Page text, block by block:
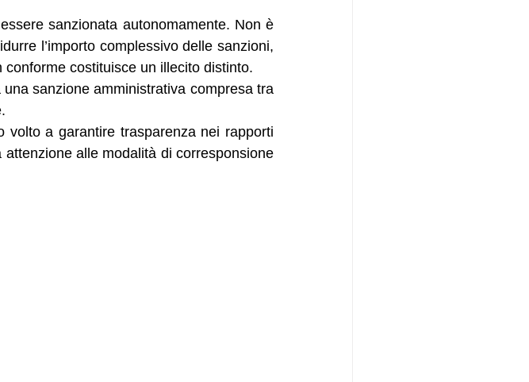
sanzionata autonomamente. Non è
l’importo complessivo delle sanzioni,
costituisce un illecito distinto.
sanzione amministrativa compresa tra
volto a garantire trasparenza nei rapporti
alle modalità di corresponsione